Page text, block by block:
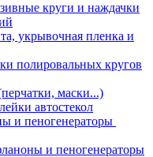
круги и наждачки
укрывочная пленка и
полировальных кругов
маски...)
автостекол
и пеногенераторы
и пеногенераторы